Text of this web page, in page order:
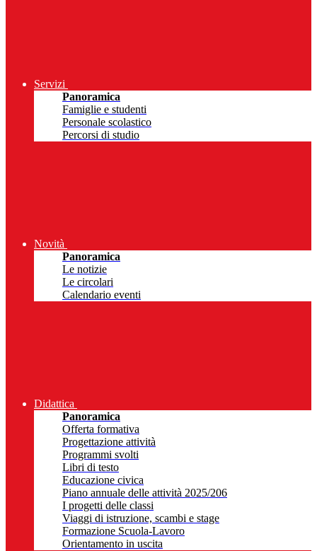
Servizi
Panoramica
Famiglie e studenti
Personale scolastico
Percorsi di studio
Novità
Panoramica
Le notizie
Le circolari
Calendario eventi
Didattica
Panoramica
Offerta formativa
Progettazione attività
Programmi svolti
Libri di testo
Educazione civica
Piano annuale delle attività 2025/206
I progetti delle classi
Viaggi di istruzione, scambi e stage
Formazione Scuola-Lavoro
Orientamento in uscita